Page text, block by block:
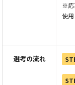
※応
使用
※
へ
え
選考の流れ